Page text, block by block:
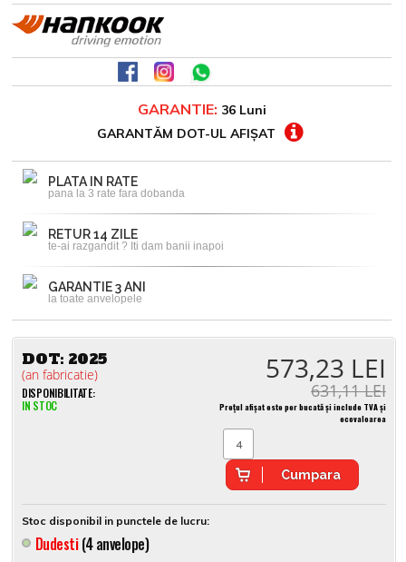
GARANTIE: 36 Luni
GARANTĂM DOT-UL AFIȘAT
PLATA IN RATE
pana la 3 rate fara dobanda
RETUR 14 ZILE
te-ai razgandit ? Iti dam banii inapoi
GARANTIE 3 ANI
la toate anvelopele
DOT: 2025
(an fabricatie)
DISPONIBILITATE:
IN STOC
573,23 LEI
631,11 LEI
Prețul afișat este per bucată și include TVA și
ecovaloarea
Cumpara
Stoc disponibil in punctele de lucru:
Dudesti(4 anvelope)